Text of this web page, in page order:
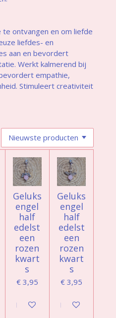
ontvangen en om liefde
liefdes- en
aan en bevordert
Werkt kalmerend bij
empathie,
Stimuleert creativiteit
Geluks
engel
half
edelst
een
rozen
kwart
s
€ 3,95
In winkelwagen
Geluks
engel
half
edelst
een
rozen
kwart
s
€ 3,95
In winkelwagen